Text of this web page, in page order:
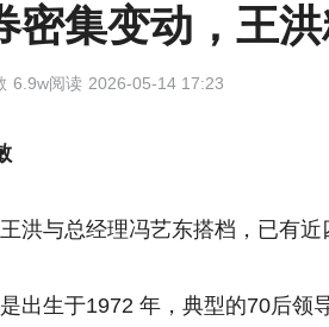
密集变动，王
6.9w阅读 2026-05-14 17:23
洪与总经理冯艺东搭档，已有近
出生于1972 年，典型的70后领导